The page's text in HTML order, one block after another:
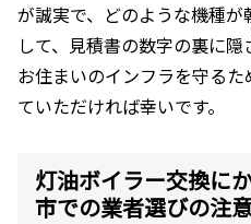
が誠実で、どのような機種
して、見積書の数字の裏に
お住まいのインフラを守る
ていただければ幸いです。
灯油ボイラー交換に
市での業者選びの注